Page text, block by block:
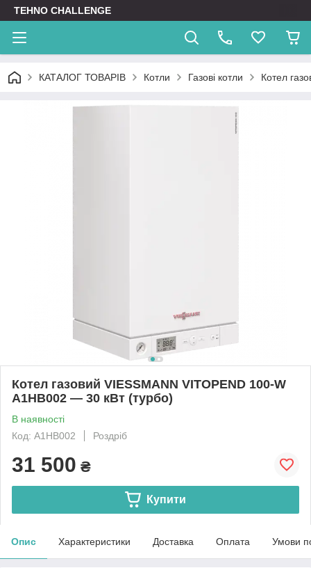
TEHNO CHALLENGE
КАТАЛОГ ТОВАРІВ Котли Газові котли Котел
Котел газовий VIESSMANN VITOPEND 100-W
A1HB002 — 30 кВт (турбо)
В наявності
Код: A1HB002
Роздріб
31 500 ₴
Купити
Опис Характеристики Доставка Оплата Умови